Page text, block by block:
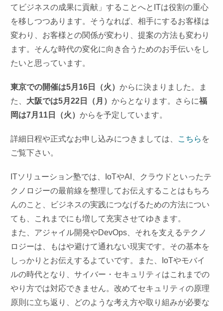
てビジネスの成果に貢献」することへとITは役割の重心
を移しつつあります。そうなれば、相手にするお客様は
変わり、お客様との関係が変わり、提案の方法も変わり
ます。そんな時代の変化に向き合うためのお手伝いをし
たいと思っています。
東京での開催は5月16日（火）からに決まりました。ま
た、 大阪では5月22日（月）からとなります。さらに福
岡は7月11日（火）からを予定しています。
詳細日程や正式なお申し込みにつきましては、 こちら を
ご覧下さい。
ITソリューション塾では、IoTやAI、クラウドといったテ
クノロジーの最前線を整理してお伝えすることはもちろ
んのこと、ビジネスの実践につなげるための方法につい
ても、これまでにも増して充実させてゆきます。
また、アジャイル開発やDevOps、それを支えるテクノ
ロジーは、もはや避けて通れない現実です。その基本を
しっかりとお伝えするよていです。また、IoTやモバイ
ルの時代となり、サイバー・セキュリティはこれまでの
やり方では対応できません。改めてセキュリティの原理
原則に立ち返り、どのような考え方や取り組みが必要な